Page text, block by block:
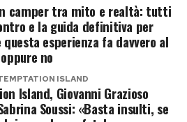
camper tra mito e realtà: tutti
e la guida definitiva per
questa esperienza fa davvero al
no
ISLAND
Island, Giovanni Grazioso
Soussi: «Basta insulti, se